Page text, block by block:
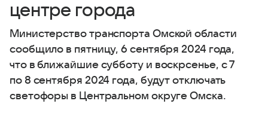
центре города
Министерство транспорта Омской области
сообщило в пятницу, 6 сентября 2024 года,
что в ближайшие субботу и воскрсенье, с 7
по 8 сентября 2024 года, будут отключать
светофоры в Центральном округе Омска.